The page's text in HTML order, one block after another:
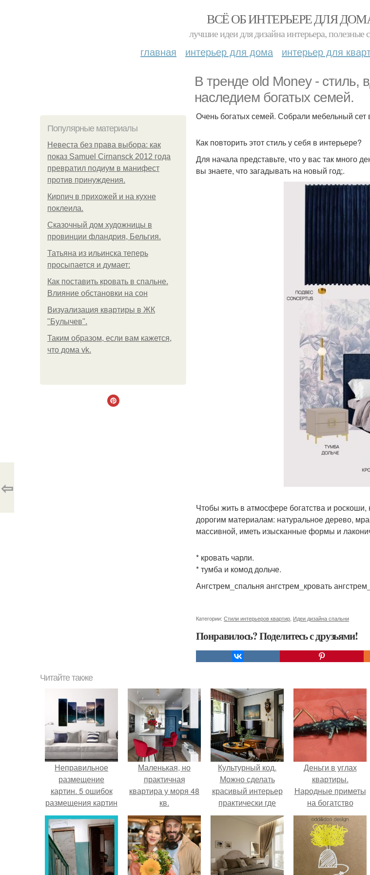
ВСЁ ОБ ИНТЕРЬЕРЕ ДЛЯ
лучшие идеи для дизайна интерьера, полезные
главная интерьер для дома интерьер для
В тренде old Money - стиль,
наследием богатых семей.
Популярные материалы
Невеста без права выбора: как
показ Samuel Cirnansck 2012 года
превратил подиум в манифест
против принуждения.
Кирпич в прихожей и на кухне
поклеила.
Сказочный дом художницы в
провинции фландрия, Бельгия.
Татьяна из ильинска теперь
просыпается и думает:
Как поставить кровать в спальне.
Влияние обстановки на сон
Визуализация квартиры в ЖК
"Булычев".
Таким образом, если вам кажется,
что дома vk.
Очень богатых семей. Собрали мебельный сет
Как повторить этот стиль у себя в интерьере?
Для начала представьте, что у вас так много
вы знаете, что загадывать на новый год;.
Чтобы жить в атмосфере богатства и
дорогим материалам: натуральное дерево,
массивной, иметь изысканные формы и
* кровать чарли.
* тумба и комод дольче.
Ангстрем_спальня ангстрем_кровать
Категории: Стили интерьеров квартир Идеи дизайна спальни
Понравилось? Поделитесь с друзьями!
⇦
Читайте также
Неправильное
размещение
картин. 5 ошибок
размещения картин
на стенах
Маленькая, но
практичная
квартира у моря 48
кв.
Культурный код.
Можно сделать
красивый интерьер
практически где
угодно.
Деньги в углах
квартиры.
Народные приметы
на богатство